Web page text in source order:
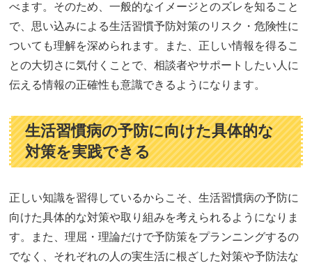
べます。そのため、一般的なイメージとのズレを知ること
で、思い込みによる生活習慣予防対策のリスク・危険性に
ついても理解を深められます。また、正しい情報を得るこ
との大切さに気付くことで、相談者やサポートしたい人に
伝える情報の正確性も意識できるようになります。
生活習慣病の予防に向けた具体的な
対策を実践できる
正しい知識を習得しているからこそ、生活習慣病の予防に
向けた具体的な対策や取り組みを考えられるようになりま
す。また、理屈・理論だけで予防策をプランニングするの
でなく、それぞれの人の実生活に根ざした対策や予防法な